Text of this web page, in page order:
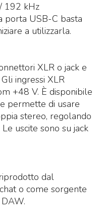
192 kHz
porta USB-C basta
a utilizzarla.
XLR o jack e
ingressi XLR
+48 V. È disponibile
permette di usare
stereo, regolando
uscite sono su jack
dal
o come sorgente